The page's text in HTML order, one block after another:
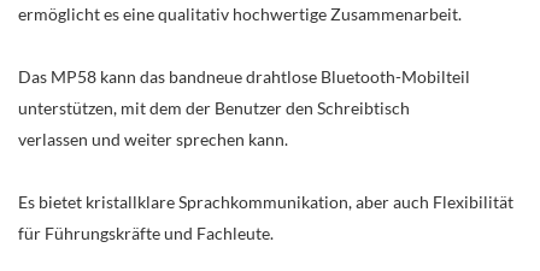
ermöglicht es eine qualitativ hochwertige Zusammenarbeit.
Das MP58 kann das bandneue drahtlose Bluetooth-Mobilteil
unterstützen, mit dem der Benutzer den Schreibtisch
verlassen und weiter sprechen kann.
Es bietet kristallklare Sprachkommunikation, aber auch Flexibilität
für Führungskräfte und Fachleute.